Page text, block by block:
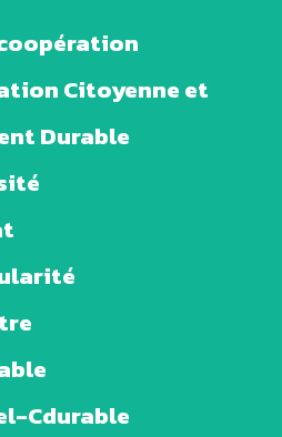
Citoyenne et
Durable
Cdurable